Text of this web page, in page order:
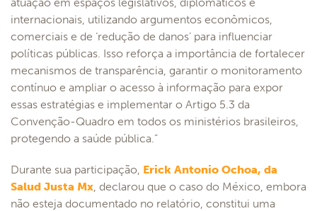
internacionais, utilizando argumentos econômicos,
comerciais e de ‘redução de danos’ para influenciar
políticas públicas. Isso reforça a importância de fortalecer
mecanismos de transparência, garantir o monitoramento
contínuo e ampliar o acesso à informação para expor
essas estratégias e implementar o Artigo 5.3 da
Convenção-Quadro em todos os ministérios brasileiros,
protegendo a saúde pública.”
Durante sua participação, Erick Antonio Ochoa, da
Salud Justa Mx, declarou que o caso do México, embora
não esteja documentado no relatório, constitui uma